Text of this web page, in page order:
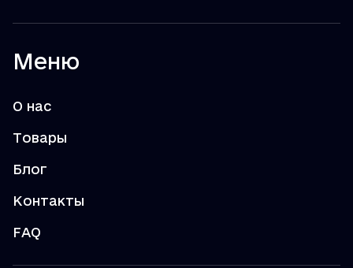
Меню
О нас
Товары
Блог
Контакты
FAQ